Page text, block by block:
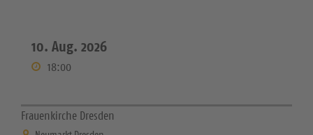
10. Aug. 2026
18:00
Frauenkirche Dresden